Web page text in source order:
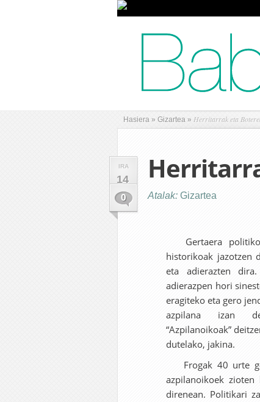
Hasiera » Gizartea » Herritarrak eta
IRA
14
0
Atalak: Gizartea
Gertaera
historikoak jazotzen
eta adierazten
adierazpen hori
eragiteko eta gero
azpilana izan
“Azpilanoikoak”
dutelako, jakina.
Frogak 40 urte
azpilanoikoek zioten
direnean. Politikari